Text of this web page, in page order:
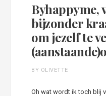
Byhappyme,
bijzonder
om jezelf te
BY OLIVETTE
Oh wat wordt ik toch blij